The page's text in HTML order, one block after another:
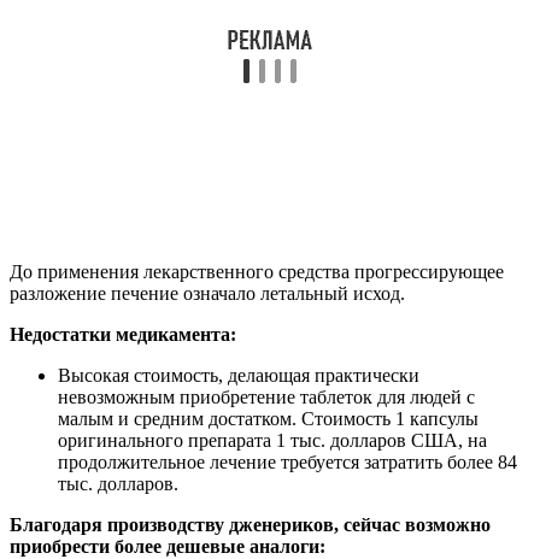
До применения лекарственного средства прогрессирующее
разложение печение означало летальный исход.
Недостатки медикамента:
Высокая стоимость, делающая практически
невозможным приобретение таблеток для людей с
малым и средним достатком. Стоимость 1 капсулы
оригинального препарата 1 тыс. долларов США, на
продолжительное лечение требуется затратить более 84
тыс. долларов.
Благодаря производству дженериков, сейчас возможно
приобрести более дешевые аналоги: